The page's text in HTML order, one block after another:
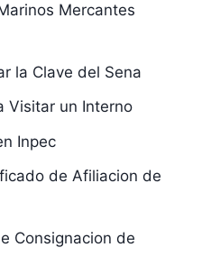
Mercantes
la Clave del Sena
Visitar un Interno
Inpec
de Afiliacion de
Consignacion de